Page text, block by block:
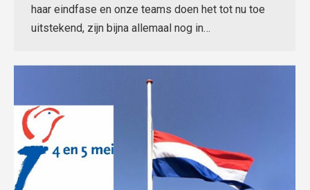
haar eindfase en onze teams doen het tot nu toe
uitstekend, zijn bijna allemaal nog in…